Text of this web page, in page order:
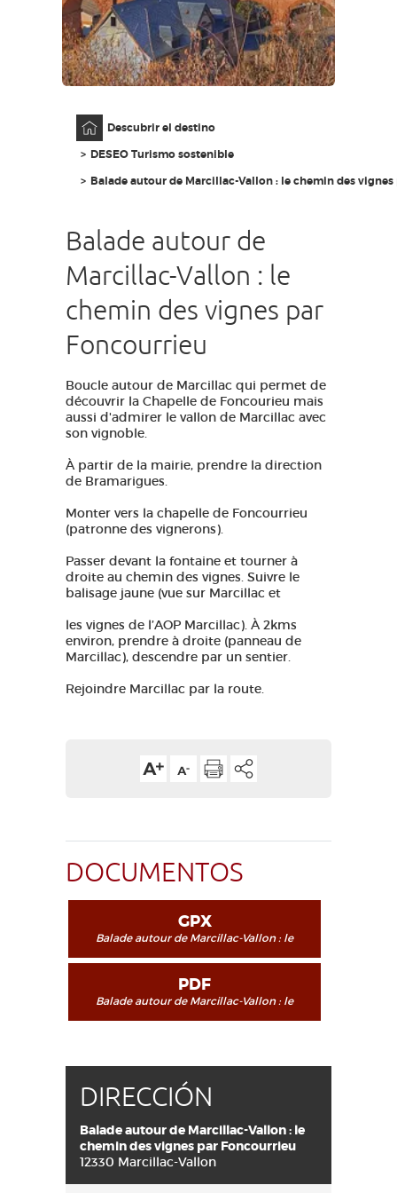
ES
Descubrir el destino
DESEO Turismo sostenible
Balade autour de Marcillac-Vallon : le chemin des
Balade autour de
Marcillac-Vallon : le
chemin des vignes par
Foncourrieu
Boucle autour de Marcillac qui permet de
découvrir la Chapelle de Foncourieu mais
aussi d'admirer le vallon de Marcillac avec
son vignoble.
À partir de la mairie, prendre la direction
de Bramarigues.
Monter vers la chapelle de Foncourrieu
(patronne des vignerons).
Passer devant la fontaine et tourner à
droite au chemin des vignes. Suivre le
balisage jaune (vue sur Marcillac et
les vignes de l’AOP Marcillac). À 2kms
environ, prendre à droite (panneau de
Marcillac), descendre par un sentier.
Rejoindre Marcillac par la route.
DOCUMENTOS
GPX
Balade autour de Marcillac-Vallon : le
PDF
Balade autour de Marcillac-Vallon : le
DIRECCIÓN
Balade autour de Marcillac-Vallon : le
chemin des vignes par Foncourrieu
12330 Marcillac-Vallon